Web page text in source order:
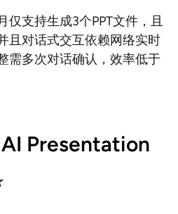
仅支持生成3个PPT文件，且
且对话式交互依赖网络实时
需多次对话确认，效率低于
Presentation